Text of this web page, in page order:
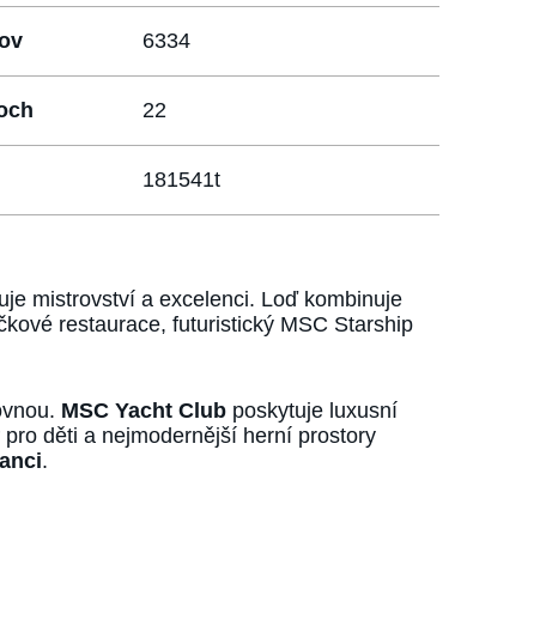
6334
22
181541t
mistrovství a excelenci. Loď kombinuje
restaurace, futuristický MSC Starship
MSC Yacht Clubposkytuje luxusní
děti a nejmodernější herní prostory
.